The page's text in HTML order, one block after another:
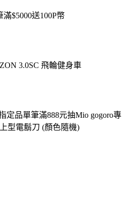
滿$5000送100P幣
3.0SC 飛輪健身車
定品單筆滿888元抽Mio gogoro專
型電鬍刀 (顏色隨機)